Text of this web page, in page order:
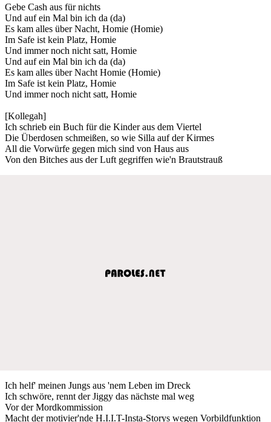
Gebe Cash aus für nichts
Und auf ein Mal bin ich da (da)
Es kam alles über Nacht, Homie (Homie)
Im Safe ist kein Platz, Homie
Und immer noch nicht satt, Homie
Und auf ein Mal bin ich da (da)
Es kam alles über Nacht Homie (Homie)
Im Safe ist kein Platz, Homie
Und immer noch nicht satt, Homie
[Kollegah]
Ich schrieb ein Buch für die Kinder aus dem Viertel
Die Überdosen schmeißen, so wie Silla auf der Kirmes
All die Vorwürfe gegen mich sind von Haus aus
Von den Bitches aus der Luft gegriffen wie'n Brautstrauß
Ich helf' meinen Jungs aus 'nem Leben im Dreck
Ich schwöre, rennt der Jiggy das nächste mal weg
Vor der Mordkommission
Macht der motivier'nde H.I.I.T-Insta-Storys wegen Vorbildfunktion